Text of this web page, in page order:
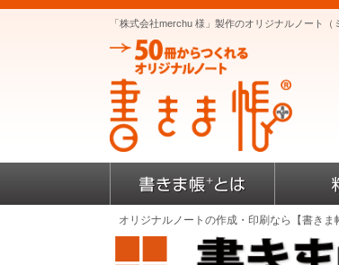
「株式会社merchu 様」製作のオリジナルノート
オリジナルノートの作成・印刷なら【書きま